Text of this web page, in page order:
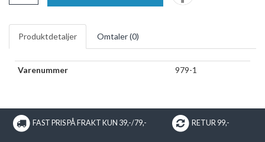
Produktdetaljer Omtaler (0)
Varenummer 979-1
FAST PRIS PÅ FRAKT KUN 39,-/79,- RETUR 99,-